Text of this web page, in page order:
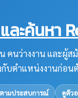
ะค้นหา
คนว่างงาน และผู้
บตำแหน่งงานก่อน
ามประสบการณ์ ดูตัว